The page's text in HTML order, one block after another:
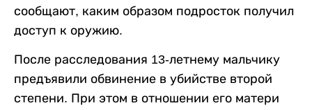
сообщают, каким образом подросток получил
доступ к оружию.
После расследования 13-летнему мальчику
предъявили обвинение в убийстве второй
степени. При этом в отношении его матери